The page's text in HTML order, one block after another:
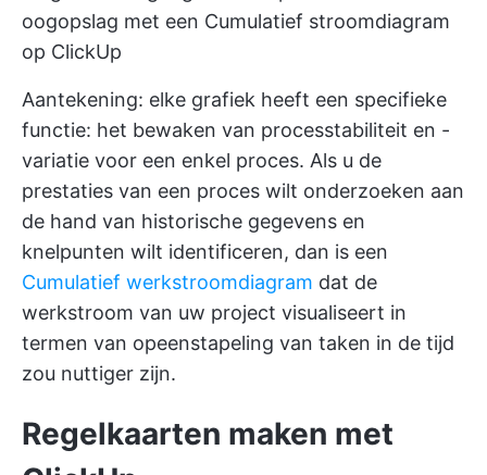
oogopslag met een Cumulatief stroomdiagram
op ClickUp
Aantekening: elke grafiek heeft een specifieke
functie: het bewaken van processtabiliteit en -
variatie voor een enkel proces. Als u de
prestaties van een proces wilt onderzoeken aan
de hand van historische gegevens en
knelpunten wilt identificeren, dan is een
Cumulatief werkstroomdiagram dat de
werkstroom van uw project visualiseert in
termen van opeenstapeling van taken in de tijd
zou nuttiger zijn.
Regelkaarten maken met